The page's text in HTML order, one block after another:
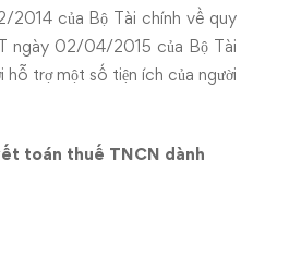
2014 của Bộ Tài chính về quy
ngày 02/04/2015 của Bộ Tài
trợ một số tiện ích của người
toán thuế TNCN dành